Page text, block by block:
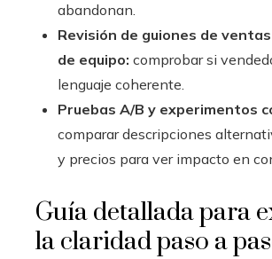
abandonan.
Revisión de guiones de
de equipo: comprobar si
lenguaje coherente.
Pruebas A/B y experimentos
comparar descripciones
y precios para ver impacto en
Guía detallada para
la claridad paso a